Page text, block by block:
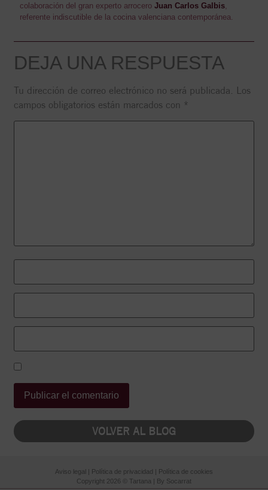
colaboración del gran experto arroceroJuan Carlos Galbis,
referente indiscutible de la cocina valenciana contemporánea.
DEJA UNA RESPUESTA
Tu dirección de correo electrónico no será publicada. Los
campos obligatorios están marcados con *
VOLVER AL BLOG
Aviso legal | Política de privacidad | Política de cookies
Copyright 2026 © Tartana | By Socarrat